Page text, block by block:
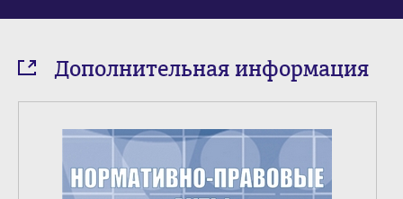
Дополнительная информация